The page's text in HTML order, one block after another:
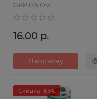
GPP 0.6 Ом
16.00 р.
В корзину
Скидка -63%